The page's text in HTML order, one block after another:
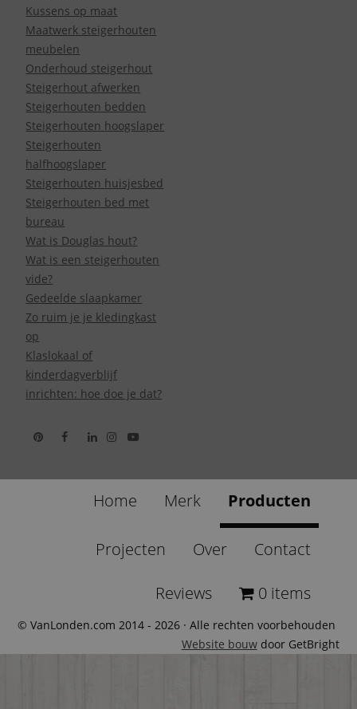
Kussens op maat
Maatwerk steigerhouten
meubelen
Onderhoud steigerhout
Steigerhout afwerken
Steigerhouten bedden
Steigerhouten hoogslaper
Steigerhouten
halfhoogslaper
Steigerhouten huisjesbed
Steigerhouten bed met
bureau
Wat is Douglas hout?
Wat is een steigerhouten
vide?
Gedeelde slaapkamer
Zo ruim je je kledingkast
op
Klaslokaal of
kinderdagverblijf
inrichten: hoe doe je dat?
Home Merk Producten
Projecten Over Contact
Reviews 0 items
© VanLonden.com 2014 - 2026 · Alle rechten voorbehouden
Website bouwdoor GetBright